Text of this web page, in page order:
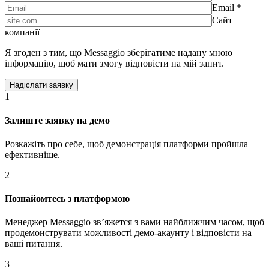
Email *
Сайт
компанії
Я згоден з тим, що Messaggio зберігатиме надану мною
інформацію, щоб мати змогу відповісти на мій запит.
1
Залиште заявку на демо
Розкажіть про себе, щоб демонстрація платформи пройшла
ефективніше.
2
Познайомтесь з платформою
Менеджер Messaggio звʼяжется з вами найближчим часом, щоб
продемонструвати можливості демо-акаунту і відповісти на
ваші питання.
3